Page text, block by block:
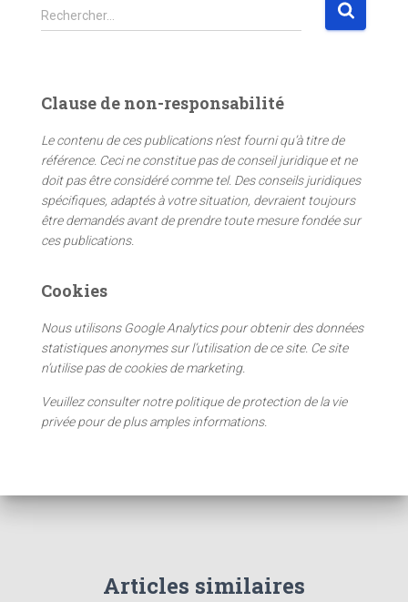
R
e
r
h
e
r
:
Rechercher…
Clause de non-responsabilité
Le contenu de ces publications n’est fourni qu’à titre de
référence. Ceci ne constitue pas de conseil juridique et ne
doit pas être considéré comme tel. Des conseils juridiques
spécifiques, adaptés à votre situation, devraient toujours
être demandés avant de prendre toute mesure fondée sur
ces publications.
Cookies
Nous utilisons Google Analytics pour obtenir des données
statistiques anonymes sur l’utilisation de ce site. Ce site
n’utilise pas de cookies de marketing.
Veuillez consulter notre politique de protection de la vie
privée pour de plus amples informations.
Articles similaires